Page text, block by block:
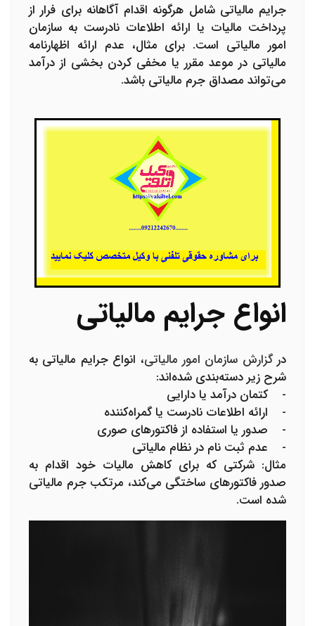
جرایم مالیاتی شامل هرگونه اقدام آگاهانه برای فرار از
پرداخت مالیات یا ارائه اطلاعات نادرست به سازمان
امور مالیاتی است. برای مثال، عدم ارائه اظهارنامه
مالیاتی در موعد مقرر یا مخفی کردن بخشی از درآمد
می‌تواند مصداق جرم مالیاتی باشد.
انواع جرایم مالیاتی
درگزارش سازمان امور مالیاتی، انواع جرایم مالیاتی به
شرح زیر دسته‌بندی شده‌اند:
- کتمان درآمد یا دارایی
- ارائه اطلاعات نادرست یا گمراه‌کننده
- صدور یا استفاده از فاکتورهای صوری
- عدم ثبت نام در نظام مالیاتی
مثال: شرکتی که برای کاهش مالیات خود اقدام به
صدور فاکتورهای ساختگی می‌کند، مرتکب جرم مالیاتی
شده است.